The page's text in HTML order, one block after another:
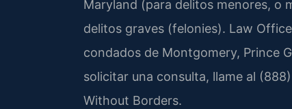
Maryland (para delitos menores, o
delitos graves (felonies). Law
condados de Montgomery, Prince
solicitar una consulta, llame al
Without Borders.